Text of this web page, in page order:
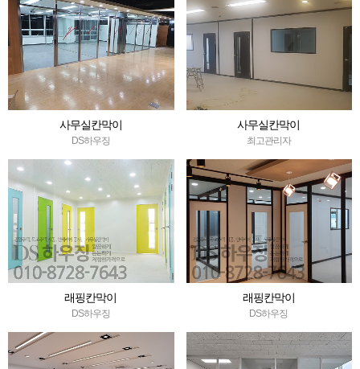
사무실칸막이
DS하우징
사무실칸막이
최고관리자
래핑칸막이
DS하우징
래핑칸막이
DS하우징